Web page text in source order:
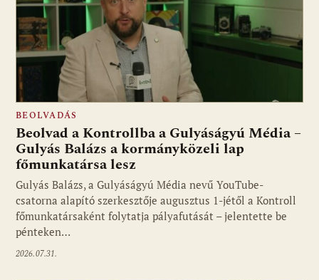
BEOLVADÁS
Beolvad a Kontrollba a Gulyáságyú Média –
Gulyás Balázs a kormányközeli lap
főmunkatársa lesz
Gulyás Balázs, a Gulyáságyú Média nevű YouTube-
csatorna alapító szerkesztője augusztus 1-jétől a Kontroll
főmunkatársaként folytatja pályafutását – jelentette be
pénteken…
2026.07.31.